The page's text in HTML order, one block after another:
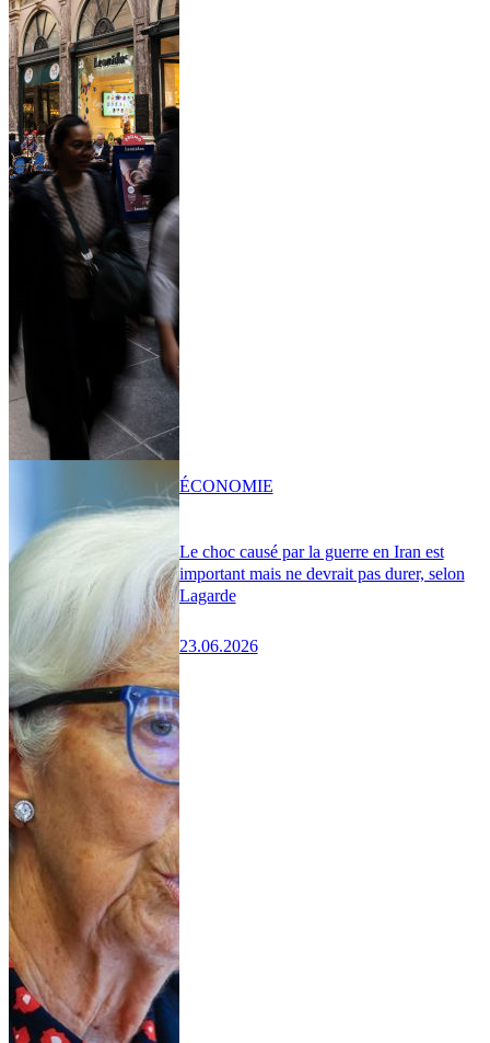
Le choc causé par la guerre en Iran est
important mais ne devrait pas durer, selon
Lagarde
23.06.2026
ÉCONOMIE